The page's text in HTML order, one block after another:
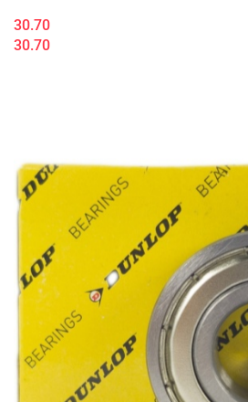
30.70
30.70